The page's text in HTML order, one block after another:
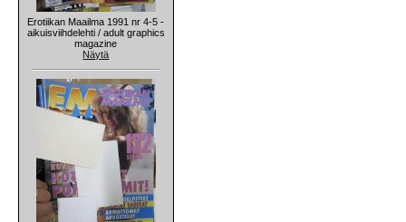
Erotiikan Maailma 1991 nr 4-5 -
aikuisviihdelehti / adult graphics
magazine
Näytä